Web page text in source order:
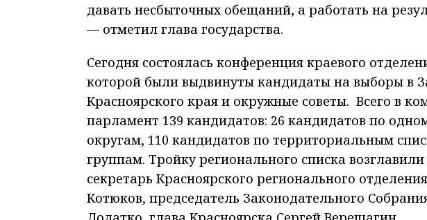
давать несбыточных обещаний, а работать на
— отметил глава государства.
Сегодня состоялась конференция краевого
которой были выдвинуты кандидаты на выборы в
Красноярского края и окружные советы. Всего в
парламент 139 кандидатов: 26 кандидатов по
округам, 110 кандидатов по территориальным
группам. Тройку регионального списка
секретарь Красноярского регионального
Котюков, председатель Законодательного